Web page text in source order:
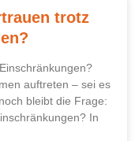
trotz
auftreten – sei es
bleibt die Frage:
In